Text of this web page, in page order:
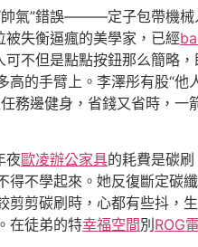
帥氣”錯誤———定子包帶機械
被失衡逼瘋的美學家，已經
可不但是點點按鈕那么簡略
高的手臂上。李澤彤有股“
務邊健身，省錢又省時，一
夜歐凌辦公家具的耗費是碳
得不學起來。她反復斷定碳
剪剪碳刷時，心都有些抖，
在徒弟的特幸福空間別 ROG